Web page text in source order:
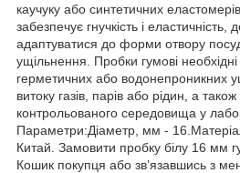
каучуку або синтетичних
забезпечує гнучкість і
адаптуватися до форми отвору
ущільнення. Пробки гумові
герметичних або водонепроникних
витоку газів, парів або рідин, а
контрольованого середовища у
Параметри:Діаметр, мм -
Китай. Замовити пробку білу 16 мм
Кошик покупця або зв’язавшись з